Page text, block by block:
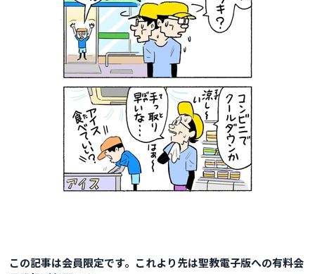
この記事は会員限定です。これより先は聖教電子版への有料会